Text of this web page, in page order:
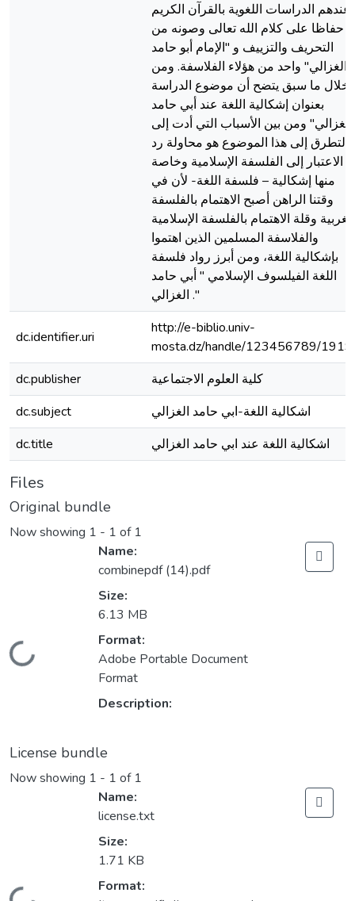
عندهم الدراسات اللغوية بالقرآن الكريم
حفاظا على كلام الله تعالى وصونه من
التحريف والتزييف و "الإمام أبو حامد
الغزالي" واحد من هؤلاء الفلاسفة. ومن
خلال ما سبق يتضح أن موضوع الدراسة
بعنوان إشكالية اللغة عند أبي حامد
الغزالي" ومن بين الأسباب التي أدت إلى
التطرق إلى هذا الموضوع هو محاولة رد
الاعتبار إلى الفلسفة الإسلامية وخاصة
منها إشكالية – فلسفة اللغة- لأن في
وقتنا الراهن أصبح الاهتمام بالفلسفة
الغربية وقلة الاهتمام بالفلسفة الإسلامية
والفلاسفة المسلمين الذين اهتموا
بإشكالية اللغة، ومن أبرز رواد فلسفة
اللغة الفيلسوف الإسلامي " أبي حامد
الغزالي ."
dc.identifier.uri
http://e-biblio.univ-
mosta.dz/handle/123456789/
dc.publisher
كلية العلوم الاجتماعية
dc.subject
اشكالية اللغة-ابي حامد الغزالي
dc.title
اشكالية اللغة عند ابي حامد الغزالي
Files
Original bundle
Now showing 1 - 1 of 1
Loading...
Name:
combinepdf (14).pdf
Size:
6.13 MB
Format:
Adobe Portable Document
Format
Description:
License bundle
Now showing 1 - 1 of 1
Name:
license.txt
Size:
1.71 KB
Format: